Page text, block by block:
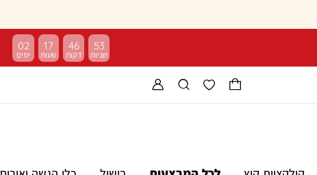
02 17 46 53